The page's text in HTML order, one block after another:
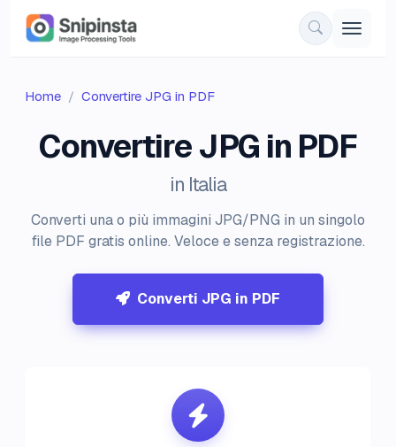
Home Convertire JPG in PDF
Convertire JPG in PDF
in Italia
Converti una o più immagini JPG/PNG in un singolo
file PDF gratis online. Veloce e senza registrazione.
Converti JPG in PDF